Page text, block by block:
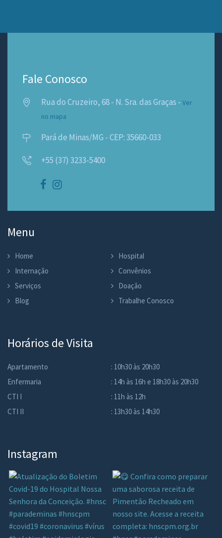
Fale Conosco
Rua do Cruzeiro, 68 - N. Sra. das Graças - Ver
no mapa
Pará de Minas/MG - CEP: 35660-033
+55 (37) 3233-5400
Menu
Home
Hospital
Internação
Convênios
Serviços
Doação
Blog
Trabalhe Conosco
Horários de Visita
Apartamento
: 10h30 às 20h30
Enfermaria
: 14h às 16h e 18h30 às 20h30
CTI I
: 11h às 12h
CTI II
: 13h30 às 14h30
Instagram